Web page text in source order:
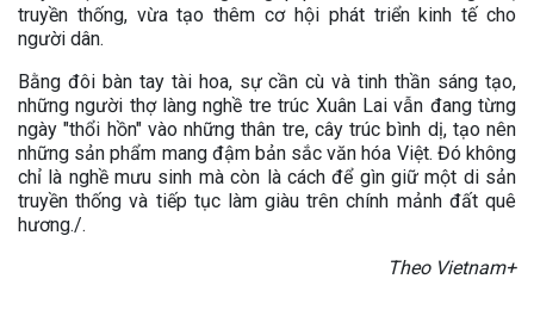
truyền thống, vừa tạo thêm cơ hội phát triển kinh tế cho
người dân.
Bằng đôi bàn tay tài hoa, sự cần cù và tinh thần sáng tạo,
những người thợ làng nghề tre trúc Xuân Lai vẫn đang từng
ngày "thổi hồn" vào những thân tre, cây trúc bình dị, tạo nên
những sản phẩm mang đậm bản sắc văn hóa Việt. Đó không
chỉ là nghề mưu sinh mà còn là cách để gìn giữ một di sản
truyền thống và tiếp tục làm giàu trên chính mảnh đất quê
hương./.
Theo Vietnam+